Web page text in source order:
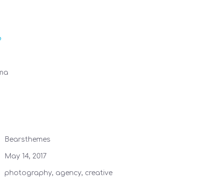
Bearsthemes
May 14, 2017
photography, agency, creative